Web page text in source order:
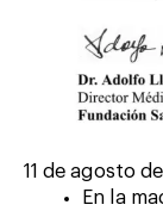
11 de agosto
En la